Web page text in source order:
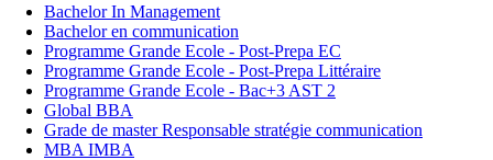
Bachelor In Management
Bachelor en communication
Programme Grande Ecole - Post-Prepa EC
Programme Grande Ecole - Post-Prepa Littéraire
Programme Grande Ecole - Bac+3 AST 2
Global BBA
Grade de master Responsable stratégie communication
MBA IMBA